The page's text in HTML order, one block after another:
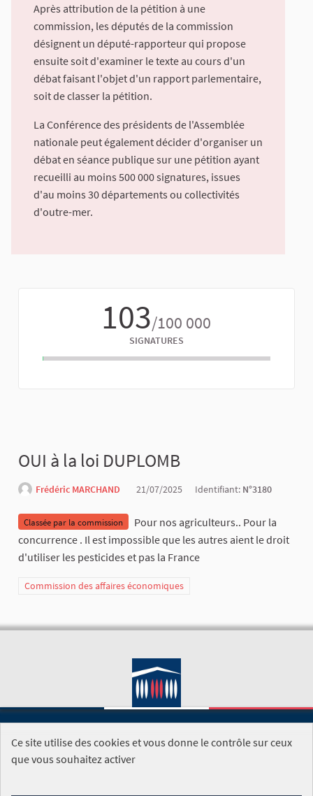
Après attribution de la pétition à une
commission, les députés de la commission
désignent un député-rapporteur qui propose
ensuite soit d'examiner le texte au cours d'un
débat faisant l'objet d'un rapport parlementaire,
soit de classer la pétition.
La Conférence des présidents de l'Assemblée
nationale peut également décider d'organiser un
débat en séance publique sur une pétition ayant
recueilli au moins 500 000 signatures, issues
d'au moins 30 départements ou collectivités
d'outre-mer.
103/100 000
SIGNATURES
OUI à la loi DUPLOMB
Frédéric MARCHAND 21/07/2025 Identifiant: N°3180
Classée par la commission
Pour nos agriculteurs.. Pour la
concurrence . Il est impossible que les autres aient le droit
d'utiliser les pesticides et pas la France
Commission des affaires économiques
SITE DE L'ASSEMBLÉE NATIONALE
Ce site utilise des cookies et vous donne le contrôle sur ceux
que vous souhaitez activer